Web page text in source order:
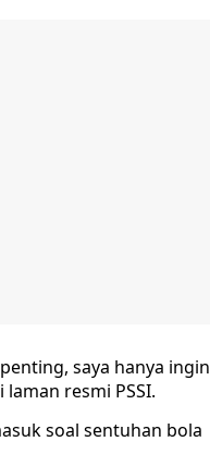
saya hanya ingin
resmi PSSI.
soal sentuhan bola